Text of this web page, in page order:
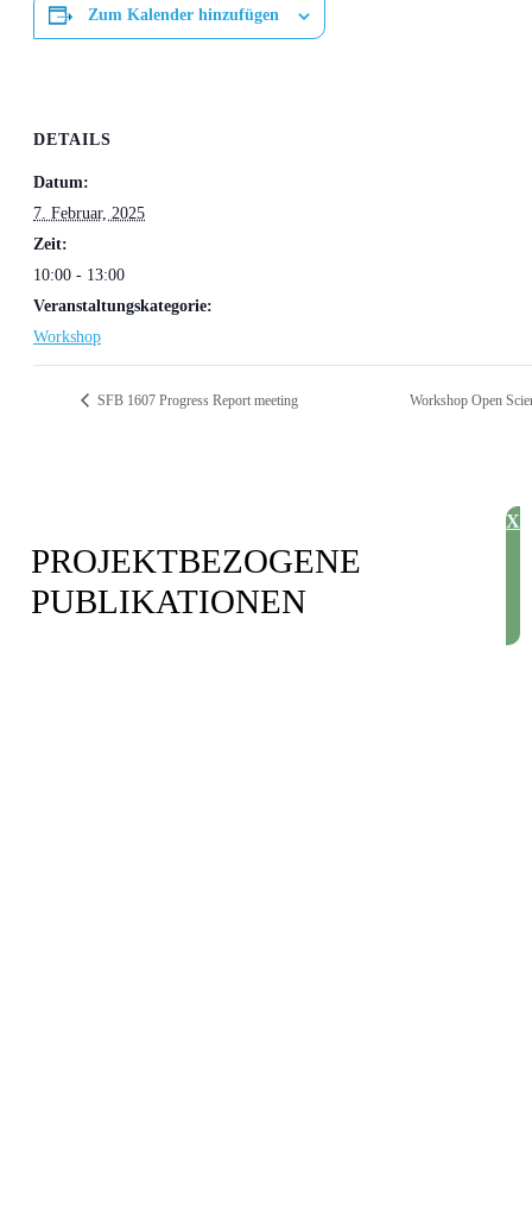
Zum Kalender hinzufügen
DETAILS
Datum:
7. Februar, 2025
Zeit:
10:00 - 13:00
Veranstaltungskategorie:
Workshop
SFB 1607 Progress Report meeting Workshop Open
PROJEKT­BEZOGENE
PUBLIKATIONEN
X